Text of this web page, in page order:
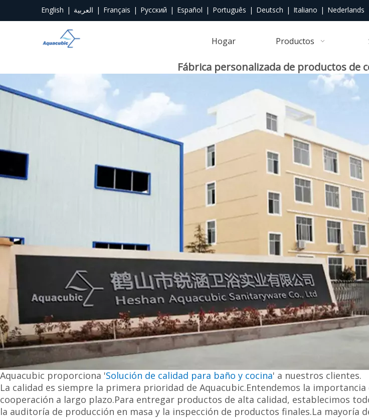
English | العربية | Français | Pусский | Español | Português | Deutsch | Italiano | Nederlands
Hogar Productos
Fábrica personalizada de productos de
Aquacubic proporciona 'Solución de calidad para baño y cocina' a nuestros clientes.
La calidad es siempre la primera prioridad de Aquacubic.Entendemos la
cooperación a largo plazo.Para entregar productos de alta calidad, establecimos
la auditoría de producción en masa y la inspección de productos finales.La mayoría